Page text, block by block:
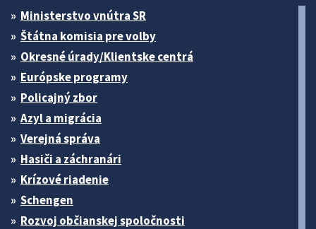
Ministerstvo vnútra SR
Štátna komisia pre volby
Okresné úrady/Klientske centrá
Európske programy
Policajný zbor
Azyl a migrácia
Verejná správa
Hasiči a záchranári
Krízové riadenie
Schengen
Rozvoj občianskej spoločnosti